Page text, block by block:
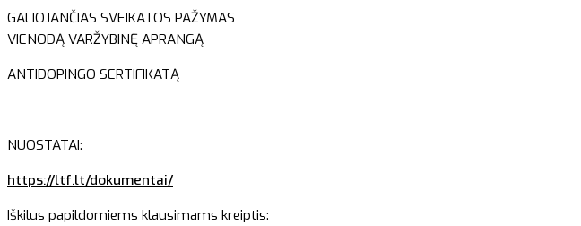
GALIOJANČIAS SVEIKATOS PAŽYMAS
VIENODĄ VARŽYBINĘ APRANGĄ
ANTIDOPINGO SERTIFIKATĄ
NUOSTATAI:
https://ltf.lt/dokumentai/
Iškilus papildomiems klausimams kreiptis: